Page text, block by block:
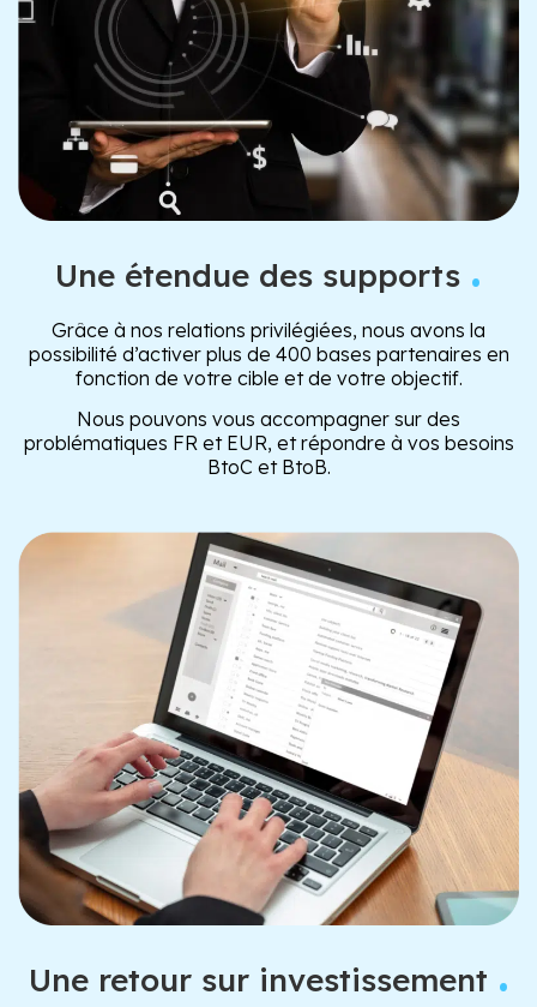
Une étendue des supports .
Grâce à nos relations privilégiées, nous avons la
possibilité d’activer plus de 400 bases partenaires en
fonction de votre cible et de votre objectif.
Nous pouvons vous accompagner sur des
problématiques FR et EUR, et répondre à vos besoins
BtoC et BtoB.
Une retour sur investissement .